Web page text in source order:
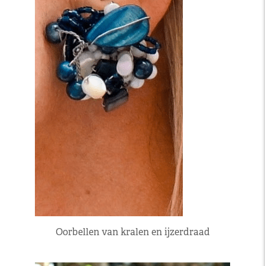
Oorbellen van kralen en ijzerdraad